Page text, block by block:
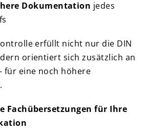
Dokumentation jedes
erfüllt nicht nur die DIN
orientiert sich zusätzlich an
für eine noch höhere
Fachübersetzungen für Ihre